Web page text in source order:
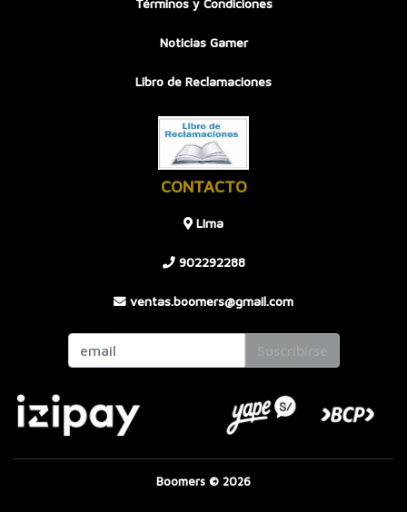
Términos y Condiciones
Noticias Gamer
Libro de Reclamaciones
CONTACTO
LIma
902292288
ventas.boomers@gmail.com
Boomers © 2026